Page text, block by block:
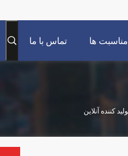
مناسبت ها تماس با ما